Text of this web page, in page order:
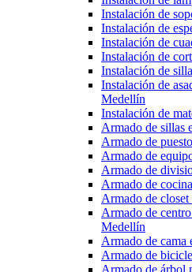
Instalación de
Instalación de
Instalación de
Instalación de
Instalación de
Instalación de
Medellín
Instalación de
Armado de sillas
Armado de
Armado de
Armado de
Armado de
Armado de
Armado de
Medellín
Armado de cama
Armado de
Armado de árbol